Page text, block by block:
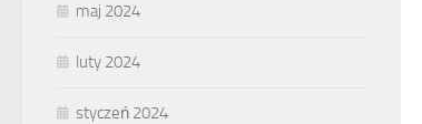
maj 2024
luty 2024
styczeń 2024